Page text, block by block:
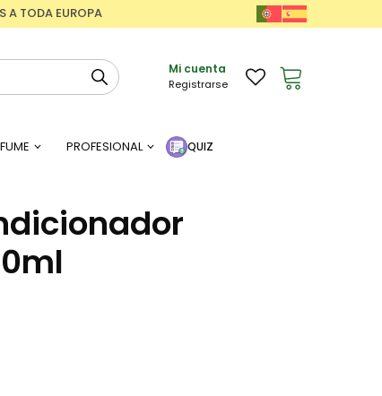
A TODA EUROPA
Mi cuenta
Registrarse
PROFESIONAL QUIZ